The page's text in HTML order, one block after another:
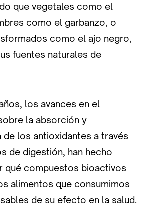
que vegetales como el
como el garbanzo, o
como el ajo negro,
fuentes naturales de
los avances en el
la absorción y
los antioxidantes a través
de digestión, han hecho
qué compuestos bioactivos
alimentos que consumimos
de su efecto en la salud.